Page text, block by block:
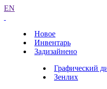
EN
Новое
Инвентарь
Задизайнено
Графический
Зенлих